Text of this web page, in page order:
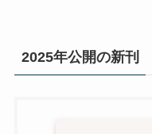
2025年公開の新刊